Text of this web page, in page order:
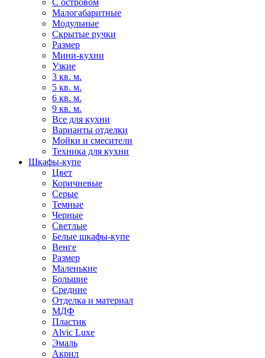
С островом
Малогабаритные
Модульные
Скрытые ручки
Размер
Мини-кухни
Узкие
3 кв. м.
5 кв. м.
6 кв. м.
9 кв. м.
Все для кухни
Варианты отделки
Мойки и смесители
Техника для кухни
Шкафы-купе
Цвет
Коричневые
Серые
Темные
Черные
Светлые
Белые шкафы-купе
Венге
Размер
Маленькие
Большие
Средние
Отделка и материал
МДФ
Пластик
Alvic Luxe
Эмаль
Акрил